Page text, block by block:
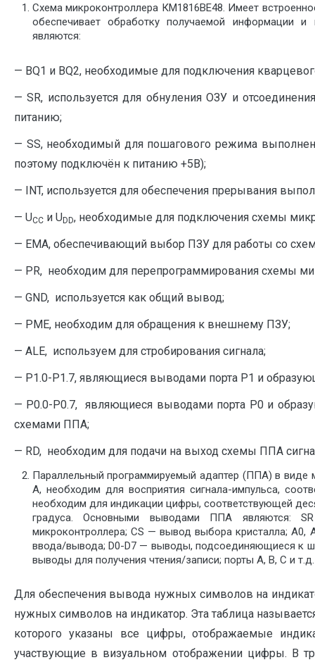
Схема микроконтроллера КМ1816ВЕ48. Имеет
обеспечивает обработку получаемой информации
являются:
— BQ1 и BQ2, необходимые для подключения
— SR, используется для обнуления ОЗУ и
питанию;
— SS, необходимый для пошагового режима
поэтому подключён к питанию +5В);
— INT, используется для обеспечения прерывания
— UСС и UDD, необходимые для подключения схемы
— EMA, обеспечивающий выбор ПЗУ для работы со
— PR, необходим для перепрограммирования схемы
— GND, используется как общий вывод;
— PME, необходим для обращения к внешнему ПЗУ;
— ALE, используем для стробирования сигнала;
— P1.0-P1.7, являющиеся выводами порта Р1 и
— P0.0-P0.7, являющиеся выводами порта Р0 и
схемами ППА;
— RD, необходим для подачи на выход схемы ППА
Параллельный программируемый адаптер (ППА) в виде
А, необходим для восприятия сигнала-импульса,
необходим для индикации цифры, соответствующей
градуса. Основными выводами ППА являются:
микроконтроллера; CS — вывод выбора кристалла;
ввода/вывода; D0-D7 — выводы, подсоединяющиеся к
выводы для получения чтения/записи; порты A, B, C и т.д.
Для обеспечения вывода нужных символов на
нужных символов на индикатор. Эта таблица
которого указаны все цифры, отображаемые
участвующие в визуальном отображении цифры. В